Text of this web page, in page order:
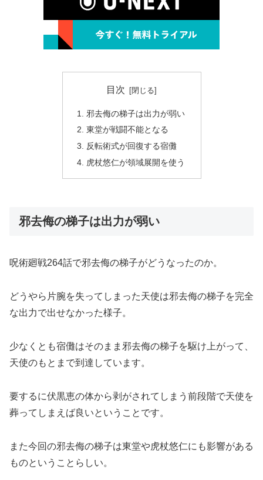
目次
邪去侮の梯子は出力が弱い
東堂が戦闘不能となる
反転術式が回復する宿儺
虎杖悠仁が領域展開を使う
邪去侮の梯子は出力が弱い
呪術廻戦264話で邪去侮の梯子がどうなったのか。
どうやら片腕を失ってしまった天使は邪去侮の梯子を完全
な出力で出せなかった様子。
少なくとも宿儺はそのまま邪去侮の梯子を駆け上がって、
天使のもとまで到達しています。
要するに伏黒恵の体から剥がされてしまう前段階で天使を
葬ってしまえば良いということです。
また今回の邪去侮の梯子は東堂や虎杖悠仁にも影響がある
ものということらしい。